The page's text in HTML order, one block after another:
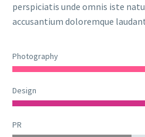
perspiciatis unde omnis iste
accusantium doloremque
Photography
Design
PR